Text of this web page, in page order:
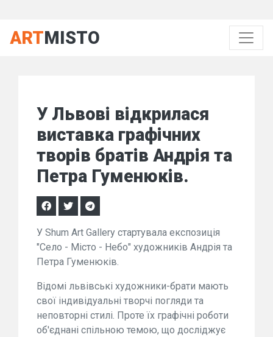
ARTMISTO
У Львові відкрилася
виставка графічних
творів братів Андрія та
Петра Гуменюків.
У Shum Art Gallery стартувала експозиція
"Село - Місто - Небо" художників Андрія та
Петра Гуменюків.
Відомі львівські художники-брати мають
свої індивідуальні творчі погляди та
неповторні стилі. Проте їх графічні роботи
об'єднані спільною темою, що досліджує